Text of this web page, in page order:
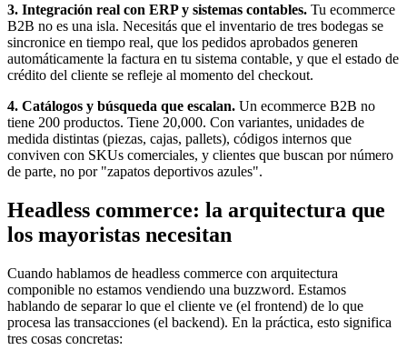
3. Integración real con ERP y sistemas contables. Tu ecommerce
B2B no es una isla. Necesitás que el inventario de tres bodegas se
sincronice en tiempo real, que los pedidos aprobados generen
automáticamente la factura en tu sistema contable, y que el estado de
crédito del cliente se refleje al momento del checkout.
4. Catálogos y búsqueda que escalan. Un ecommerce B2B no
tiene 200 productos. Tiene 20,000. Con variantes, unidades de
medida distintas (piezas, cajas, pallets), códigos internos que
conviven con SKUs comerciales, y clientes que buscan por número
de parte, no por "zapatos deportivos azules".
Headless commerce: la arquitectura que
los mayoristas necesitan
Cuando hablamos de headless commerce con arquitectura
componible no estamos vendiendo una buzzword. Estamos
hablando de separar lo que el cliente ve (el frontend) de lo que
procesa las transacciones (el backend). En la práctica, esto significa
tres cosas concretas: